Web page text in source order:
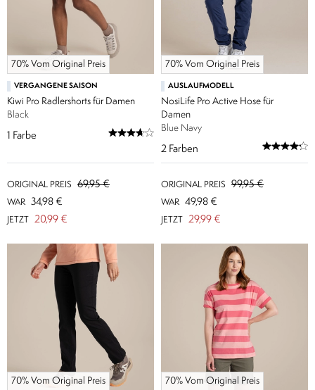
70% Vom Original Preis
VERGANGENE SAISON
Kiwi Pro Radlershorts für Damen
Black
1 Farbe
ORIGINAL PREIS 69,95 €
WAR 34,98 €
JETZT 20,99 €
70% Vom Original Preis
AUSLAUFMODELL
NosiLife Pro Active Hose für
Damen
Blue Navy
2 Farben
ORIGINAL PREIS 99,95 €
WAR 49,98 €
JETZT 29,99 €
70% Vom Original Preis 70% Vom Original Preis